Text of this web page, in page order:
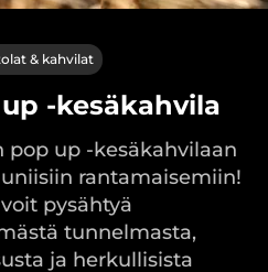
& kahvilat
-kesäkahvila
pop up -kesäkahvilaan
rantamaisemiin!
pysähtyä
tunnelmasta,
ja herkullisista